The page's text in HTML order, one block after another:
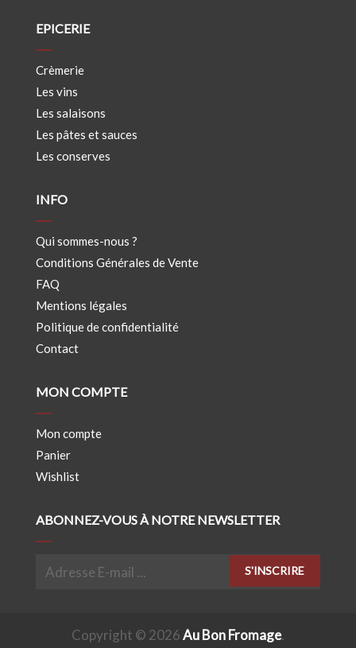
EPICERIE
Crèmerie
Les vins
Les salaisons
Les pâtes et sauces
Les conserves
INFO
Qui sommes-nous ?
Conditions Générales de Vente
FAQ
Mentions légales
Politique de confidentialité
Contact
MON COMPTE
Mon compte
Panier
Wishlist
ABONNEZ-VOUS À NOTRE NEWSLETTER
S'INSCRIRE
Copyright © 2026Au Bon Fromage.